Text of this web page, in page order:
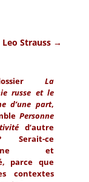
Leo Strauss →
La
russe et le
d’une part,
Personne
d’autre
ce
et
parce que
contextes